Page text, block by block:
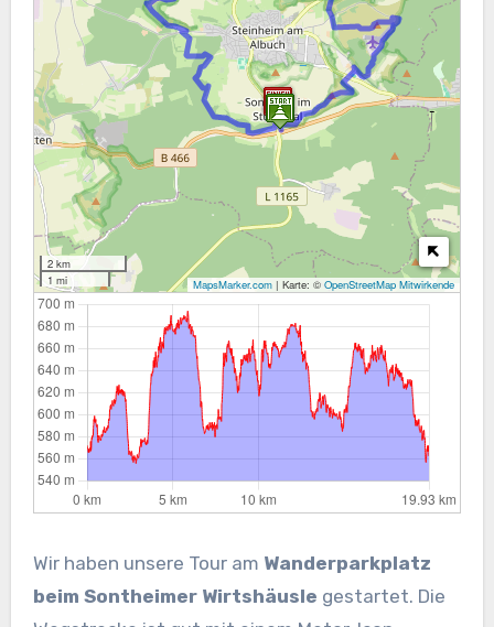
2 km
1 mi
MapsMarker.com | Karte: ©OpenStreetMap Mitwirkende
Wir haben unsere Tour am Wanderparkplatz
beim Sontheimer Wirtshäusle gestartet. Die